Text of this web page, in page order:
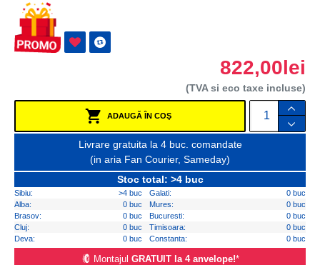
822,00lei
(TVA si eco taxe incluse)
ADAUGĂ ÎN COŞ
Livrare gratuita la 4 buc. comandate
(in aria Fan Courier, Sameday)
Stoc total: >4 buc
Sibiu: >4 buc Galati:
0 buc
Alba:
0 buc Mures:
0 buc
Brasov:
0 buc Bucuresti:
0 buc
Cluj:
0 buc Timisoara:
0 buc
Deva:
0 buc Constanta: 0 buc
Montajul GRATUIT la 4 anvelope!*